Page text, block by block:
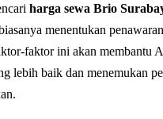
harga sewa Brio
menentukan
faktor ini akan membantu
lebih baik dan menemukan